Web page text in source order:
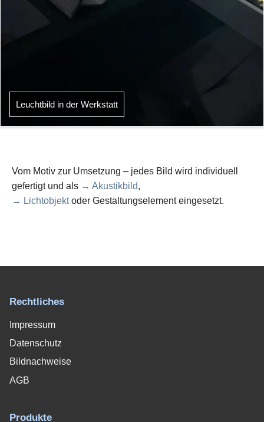
Leuchtbild in der Werkstatt
Vom Motiv zur Umsetzung – jedes Bild wird individuell
gefertigt und als → Akustikbild,
→ Lichtobjektoder Gestaltungselement eingesetzt.
Rechtliches
Impressum
Datenschutz
Bildnachweise
AGB
Produkte